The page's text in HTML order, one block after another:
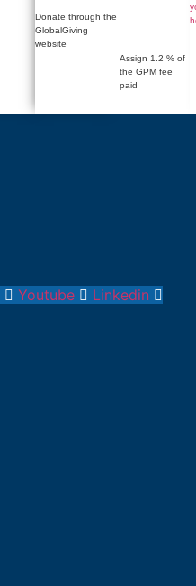
Donate through the
GlobalGiving
website
Assign 1.2 % of
the GPM fee
paid
Youtube Linkedin